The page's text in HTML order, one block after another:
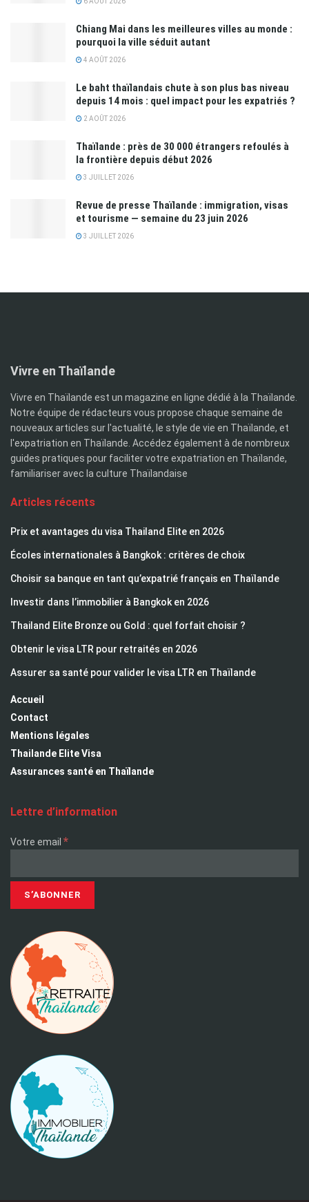
Chiang Mai dans les meilleures villes au monde :
pourquoi la ville séduit autant
4 AOÛT 2026
Le baht thaïlandais chute à son plus bas niveau
depuis 14 mois : quel impact pour les expatriés ?
2 AOÛT 2026
Thaïlande : près de 30 000 étrangers refoulés à
la frontière depuis début 2026
3 JUILLET 2026
Revue de presse Thaïlande : immigration, visas
et tourisme — semaine du 23 juin 2026
3 JUILLET 2026
Vivre en Thaïlande
Vivre en Thaïlande est un magazine en ligne dédié à la Thaïlande.
Notre équipe de rédacteurs vous propose chaque semaine de
nouveaux articles sur l'actualité, le style de vie en Thaïlande, et
l'expatriation en Thaïlande. Accédez également à de nombreux
guides pratiques pour faciliter votre expatriation en Thaïlande,
familiariser avec la culture Thaïlandaise
Articles récents
Prix et avantages du visa Thailand Elite en 2026
Écoles internationales à Bangkok : critères de choix
Choisir sa banque en tant qu’expatrié français en Thaïlande
Investir dans l’immobilier à Bangkok en 2026
Thailand Elite Bronze ou Gold : quel forfait choisir ?
Obtenir le visa LTR pour retraités en 2026
Assurer sa santé pour valider le visa LTR en Thaïlande
Accueil
Contact
Mentions légales
Thailande Elite Visa
Assurances santé en Thaïlande
Lettre d’information
Votre email *